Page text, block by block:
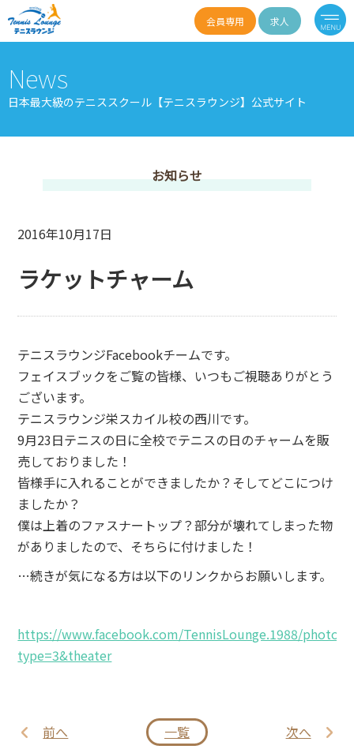
会員専用 求人
News
日本最大級のテニススクール【テニスラウンジ】公式サイト
お知らせ
2016年10月17日
ラケットチャーム
テニスラウンジFacebookチームです。
フェイスブックをご覧の皆様、いつもご視聴ありがとう
ございます。
テニスラウンジ栄スカイル校の西川です。
9月23日テニスの日に全校でテニスの日のチャームを販
売しておりました！
皆様手に入れることができましたか？そしてどこにつけ
ましたか？
僕は上着のファスナートップ？部分が壊れてしまった物
がありましたので、そちらに付けました！
…続きが気になる方は以下のリンクからお願いします。
https://www.facebook.com/TennisLounge.1988/photos/
type=3&theater
前へ 一覧 次へ